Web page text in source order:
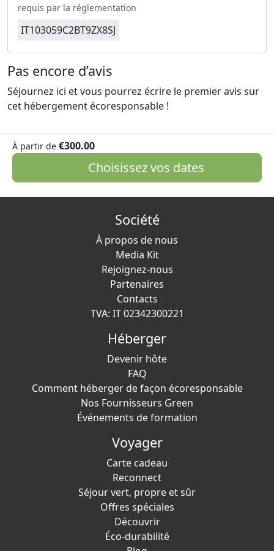
requis par la réglementation
IT103059C2BT9ZX8SJ
Pas encore d’avis
Séjournez ici et vous pourrez écrire le premier avis sur
cet hébergement écoresponsable !
À partir de €300.00
Choisissez vos dates
Société
À propos de nous
Media Kit
Rejoignez-nous
Partenaires
Contacts
TVA: IT 02342300221
Héberger
Devenir hôte
FAQ
Comment héberger de façon écoresponsable
Nos Fournisseurs Green
Événements de formation
Voyager
Carte cadeau
Reconnect
Séjour vert, propre et sûr
Offres spéciales
Découvrir
Éco-durabilité